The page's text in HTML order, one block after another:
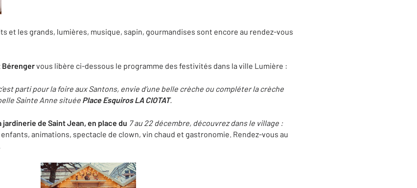
et les grands, lumières, musique, sapin, gourmandises sont encore au rendez-vous
Bérengervous libère ci-dessous le programme des festivités dans la ville Lumière :
parti pour la foire aux Santons, envie d’une belle crèche ou compléter la crèche
Sainte Anne située Place Esquiros LA CIOTAT.
de Saint Jean, en place du 7 au 22 décembre, découvrez dans le village :
animations, spectacle de clown, vin chaud et gastronomie. Rendez-vous au